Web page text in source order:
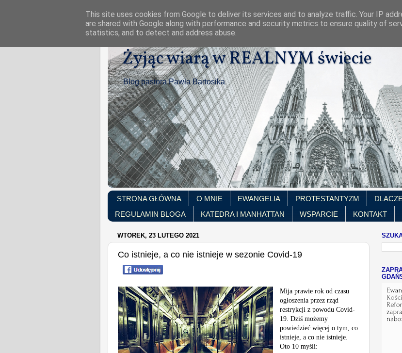
Żyjąc wiarą w REALNYM świecie
Blog pastora Pawła Bartosika
STRONA GŁÓWNA O MNIE EWANGELIA PROTESTANTYZM
REGULAMIN BLOGA
KATEDRA I MANHATTAN WSPARCIE KONTAKT
WTOREK, 23 LUTEGO 2021
Co istnieje, a co nie istnieje w sezonie Covid-19
Mija prawie rok od czasu
ogłoszenia przez rząd
restrykcji z powodu Covid-
19. Dziś możemy
powiedzieć więcej o tym, co
istnieje, a co nie istnieje.
Oto 10 myśli:
This site uses cookies from Google to deliver its services and to analyze traffic. Your IP
are shared with Google along with performance and security metrics to ensure quality of
statistics, and to detect and address abuse.